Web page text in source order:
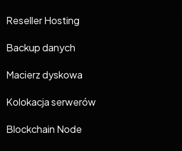
Reseller Hosting
Backup danych
Macierz dyskowa
Kolokacja serwerów
Blockchain Node